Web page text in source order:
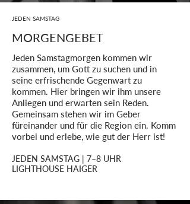
JEDEN SAMSTAG
MORGENGEBET
Jeden Samstagmorgen kommen wir
zusammen, um Gott zu suchen und in
seine erfrischende Gegenwart zu
kommen. Hier bringen wir ihm unsere
Anliegen und erwarten sein Reden.
Gemeinsam stehen wir im Geber
füreinander und für die Region ein. Komm
vorbei und erlebe, wie gut der Herr ist!
JEDEN SAMSTAG | 7–8 UHR
LIGHTHOUSE HAIGER